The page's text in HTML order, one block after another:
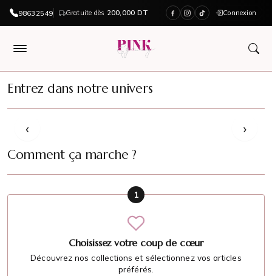
98632549 Gratuite dès 200,000 DT Connexion
PinkAndGrey — Boutique en ligne
Entrez dans notre univers
‹ ›
Comment ça marche ?
1
Choisissez votre coup de cœur
Découvrez nos collections et sélectionnez vos articles
préférés.